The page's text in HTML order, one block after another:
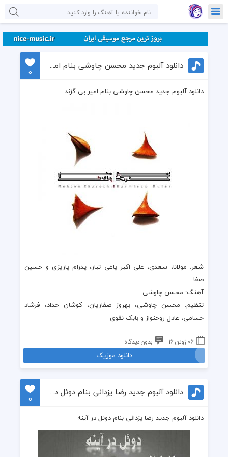
دانلود آلبوم جدید محسن چاوشی بنام امیر بی گزند
0
دانلود آلبوم جدید محسن چاوشی بنام امیر بی گزند
شعر: مولانا، سعدی، علی اکبر یاغی تبار، پدرام پاریزی و حسین
صفا
آهنگ: محسن چاوشی
تنظیم: محسن چاوشی، بهروز صفاریان، کوشان حداد، فرشاد
حسامی، عادل روحنواز و بابک نقوی
06 ژوئن 16 بدون دیدگاه
دانلود موزیک
دانلود آلبوم جدید رضا یزدانی بنام دوئل در آینه
0
دانلود آلبوم جدید رضا یزدانی بنام دوئل در آینه